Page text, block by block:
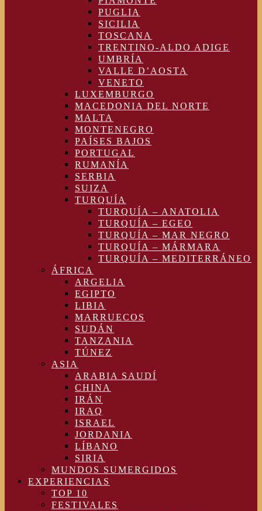
PUGLIA
SICILIA
TOSCANA
TRENTINO-ALDO ADIGE
UMBRÍA
VALLE D’AOSTA
VENETO
LUXEMBURGO
MACEDONIA DEL NORTE
MALTA
MONTENEGRO
PAÍSES BAJOS
PORTUGAL
RUMANÍA
SERBIA
SUIZA
TURQUÍA
TURQUÍA – ANATOLIA
TURQUÍA – EGEO
TURQUÍA – MAR NEGRO
TURQUÍA – MÁRMARA
TURQUÍA – MEDITERRÁNEO
ÁFRICA
ARGELIA
EGIPTO
LIBIA
MARRUECOS
SUDÁN
TANZANIA
TÚNEZ
ASIA
ARABIA SAUDÍ
CHINA
IRÁN
IRAQ
ISRAEL
JORDANIA
LÍBANO
SIRIA
MUNDOS SUMERGIDOS
EXPERIENCIAS
TOP 10
FESTIVALES